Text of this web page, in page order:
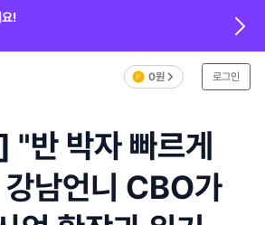
요!
0원 로그인
반 박자 빠르게
남언니 CBO가